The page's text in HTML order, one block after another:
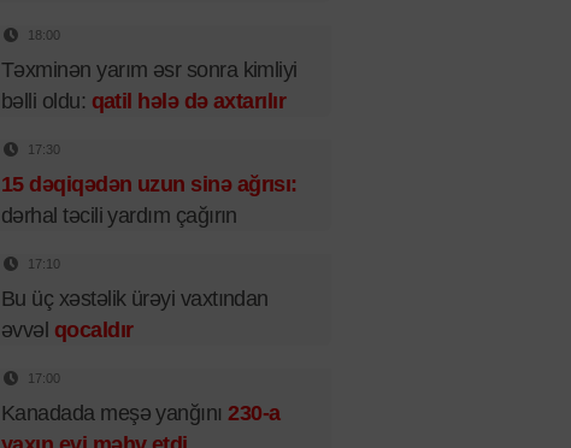
18:00
Təxminən yarım əsr sonra kimliyi
bəlli oldu: qatil hələ də axtarılır
17:30
15 dəqiqədən uzun sinə ağrısı:
dərhal təcili yardım çağırın
17:10
Bu üç xəstəlik ürəyi vaxtından
əvvəl qocaldır
17:00
Kanadada meşə yanğını230-a